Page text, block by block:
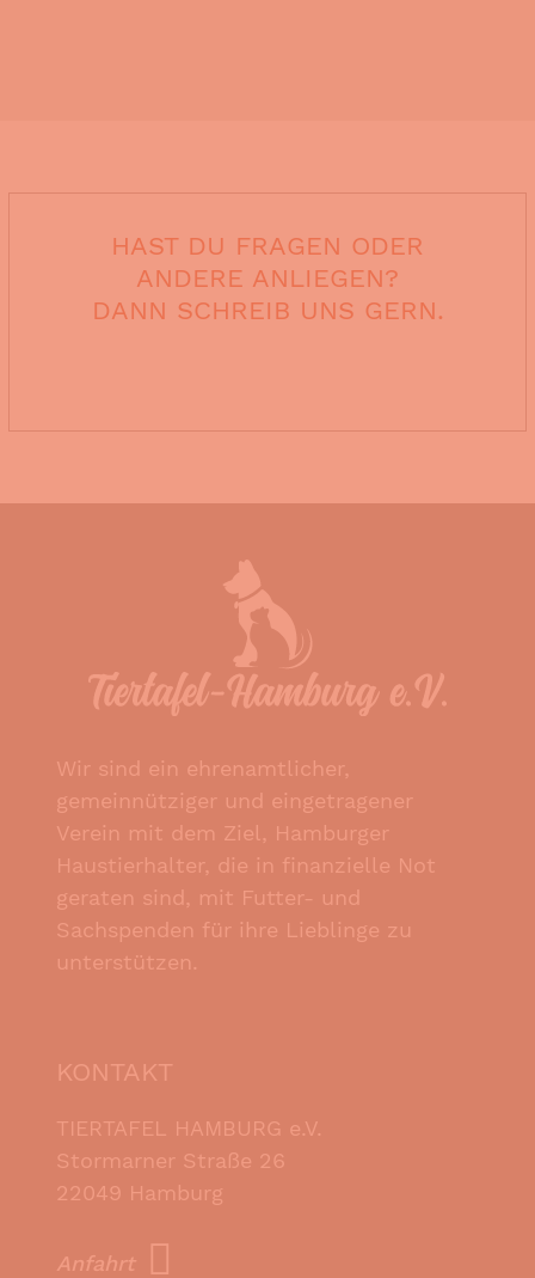
HAST DU FRAGEN ODER
ANDERE ANLIEGEN?
DANN SCHREIB UNS GERN.
Wir sind ein ehrenamtlicher,
gemeinnütziger und eingetragener
Verein mit dem Ziel, Hamburger
Haustierhalter, die in finanzielle Not
geraten sind, mit Futter- und
Sachspenden für ihre Lieblinge zu
unterstützen.
KONTAKT
TIERTAFEL HAMBURG e.V.
Stormarner Straße 26
22049 Hamburg
Anfahrt